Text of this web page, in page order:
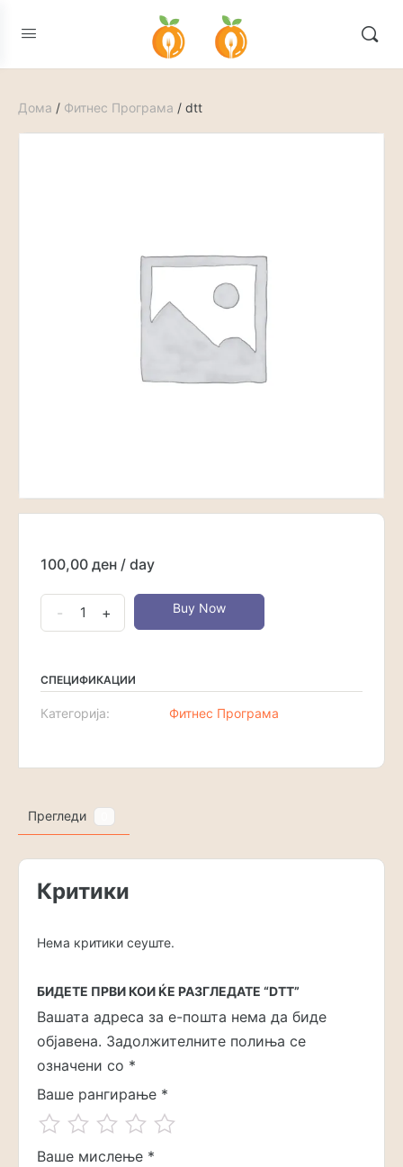
Дома / Фитнес Програма / dtt
100,00 ден / day
количина
- + Buy Now
СПЕЦИФИКАЦИИ
Категорија: Фитнес Програма
Прегледи
Критики
Нема критики сеуште.
БИДЕТЕ ПРВИ КОИ ЌЕ РАЗГЛЕДАТЕ “DTT”
Вашата адреса за е-пошта нема да биде
објавена. Задолжителните полиња се
означени со *
Ваше рангирање *
Ваше мислење *